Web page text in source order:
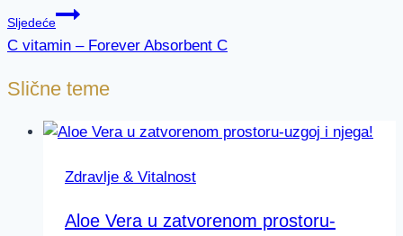
Sljedeće
C vitamin – Forever Absorbent C
Slične teme
Zdravlje & Vitalnost
Aloe Vera u zatvorenom prostoru-